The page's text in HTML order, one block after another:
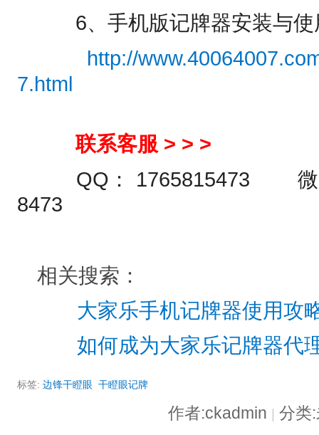
6、手机版记牌器安装与使
http://
7.html
联系客服 > > >
QQ： 1765815473 微信
8473
相关搜索：
大家乐手机记牌器使用攻
如何成为大家乐记牌器代
标签:边锋干瞪眼 干瞪眼记牌
作者:ckadmin 分类